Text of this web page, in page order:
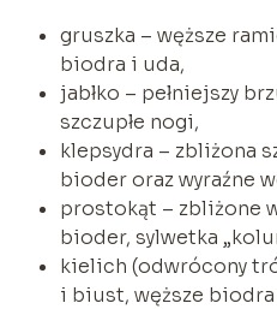
gruszka – węższe
biodra i uda,
jabłko – pełniejszy
szczupłe nogi,
klepsydra – zbliżona
bioder oraz wyraźne
prostokąt – zbliżone
bioder, sylwetka
kielich (odwrócony
i biust, węższe